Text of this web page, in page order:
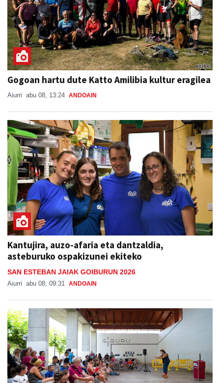
Gogoan hartu dute Katto Amilibia kultur eragilea
Aiurri abu 08, 13:24 ANDOAIN
Kantujira, auzo-afaria eta dantzaldia,
asteburuko ospakizunei ekiteko
SAN ESTEBAN JAIAK GOIBURUN 2026
Aiurri abu 08, 09:31 ANDOAIN